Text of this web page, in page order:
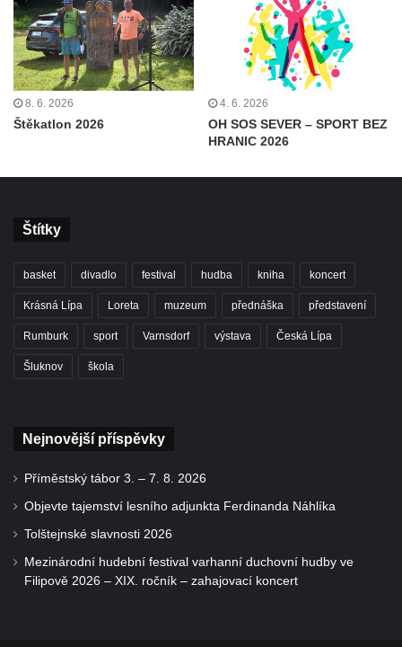
8. 6. 2026
Štěkatlon 2026
4. 6. 2026
OH SOS SEVER – SPORT BEZ
HRANIC 2026
Štítky
basket divadlo festival hudba kniha koncert
Krásná Lípa Loreta muzeum přednáška představení
Rumburk sport Varnsdorf výstava Česká Lípa
Šluknov škola
Nejnovější příspěvky
Příměstský tábor 3. – 7. 8. 2026
Objevte tajemství lesního adjunkta Ferdinanda Náhlíka
Tolštejnské slavnosti 2026
Mezinárodní hudební festival varhanní duchovní hudby ve
Filipově 2026 – XIX. ročník – zahajovací koncert